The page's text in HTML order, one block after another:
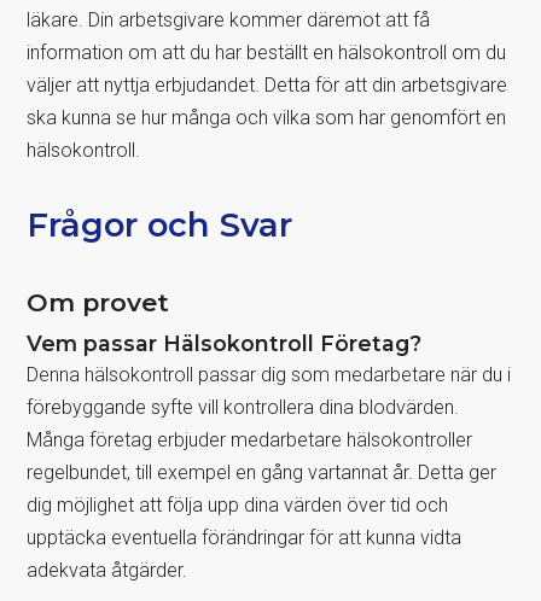
läkare. Din arbetsgivare kommer däremot att få
information om att du har beställt en hälsokontroll om du
väljer att nyttja erbjudandet. Detta för att din arbetsgivare
ska kunna se hur många och vilka som har genomfört en
hälsokontroll.
Frågor och Svar
Om provet
Vem passar Hälsokontroll Företag?
Denna hälsokontroll passar dig som medarbetare när du i
förebyggande syfte vill kontrollera dina blodvärden.
Många företag erbjuder medarbetare hälsokontroller
regelbundet, till exempel en gång vartannat år. Detta ger
dig möjlighet att följa upp dina värden över tid och
upptäcka eventuella förändringar för att kunna vidta
adekvata åtgärder.